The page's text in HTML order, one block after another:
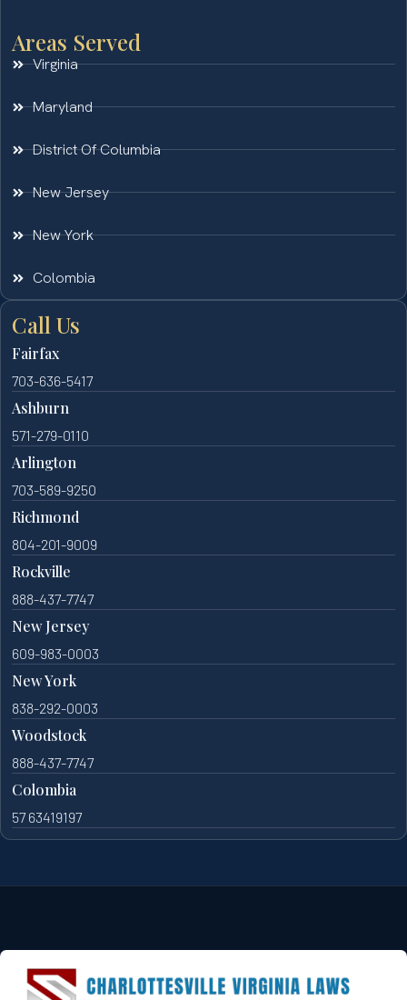
Areas Served
Virginia
Maryland
District Of Columbia
New Jersey
New York
Colombia
Call Us
Fairfax
703-636-5417
Ashburn
571-279-0110
Arlington
703-589-9250
Richmond
804-201-9009
Rockville
888-437-7747
New Jersey
609-983-0003
New York
838-292-0003
Woodstock
888-437-7747
Colombia
57 63419197